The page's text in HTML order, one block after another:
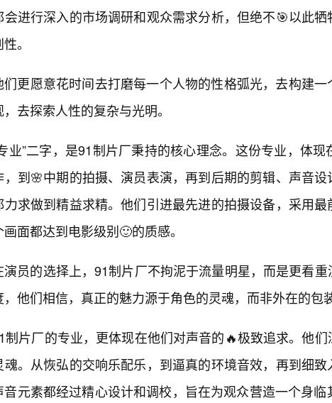
会进行深入的市场调研和观众需求分析，但绝不🎯以此
。
们更愿意花时间去打磨每一个人物的性格弧光，去构建
去探索人性的复杂与光明。
业”二字，是91制片厂秉持的核心理念。这份专业，体
，到🌸中期的拍摄、演员表演，再到后期的剪辑、声音
力求做到精益求精。他们引进最先进的拍摄设备，采用
面都达到电影级别🙂的质感。
演员的选择上，91制片厂不拘泥于流量明星，而是更看
，他们相信，真正的魅力源于角色的灵魂，而非外在的包
制片厂的专业，更体现在他们对声音的🔥极致追求。他
魂。从恢弘的交响乐配乐，到逼真的环境音效，再到细
音元素都经过精心设计和调校，旨在为观众营造一个身临